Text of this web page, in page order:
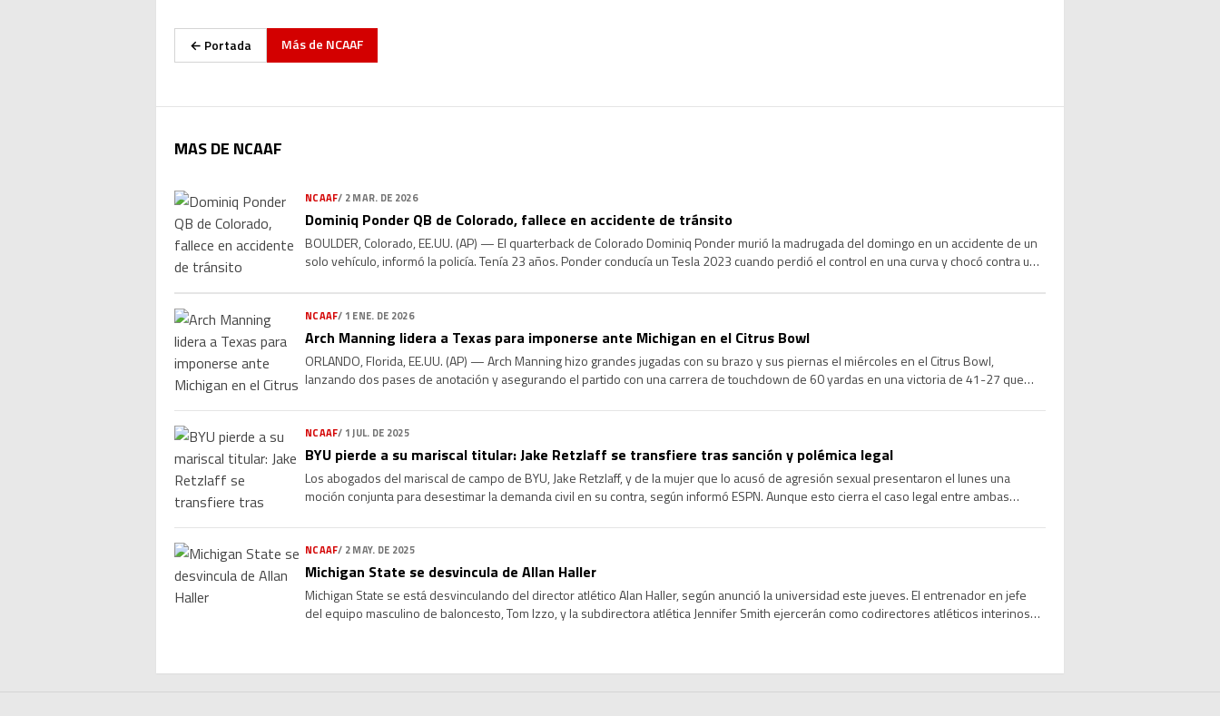
← Portada Más de NCAAF
MAS DE NCAAF
NCAAF/ 2 MAR. DE 2026
Dominiq Ponder QB de Colorado, fallece en accidente de tránsito
BOULDER, Colorado, EE.UU. (AP) — El quarterback de Colorado Dominiq Ponder murió la madrugada del domingo en un accidente de un
solo vehículo, informó la policía. Tenía 23 años. Ponder conducía un Tesla 2023 cuando perdió el control en una curva y chocó contra una
NCAAF/ 1 ENE. DE 2026
Arch Manning lidera a Texas para imponerse ante Michigan en el Citrus Bowl
ORLANDO, Florida, EE.UU. (AP) — Arch Manning hizo grandes jugadas con su brazo y sus piernas el miércoles en el Citrus Bowl,
lanzando dos pases de anotación y asegurando el partido con una carrera de touchdown de 60 yardas en una victoria de 41-27 que
NCAAF/ 1 JUL. DE 2025
BYU pierde a su mariscal titular: Jake Retzlaff se transfiere tras sanción y polémica legal
Los abogados del mariscal de campo de BYU, Jake Retzlaff, y de la mujer que lo acusó de agresión sexual presentaron el lunes una
moción conjunta para desestimar la demanda civil en su contra, según informó ESPN. Aunque esto cierra el caso legal entre ambas
NCAAF/ 2 MAY. DE 2025
Michigan State se desvincula de Allan Haller
Michigan State se está desvinculando del director atlético Alan Haller, según anunció la universidad este jueves. El entrenador en jefe
del equipo masculino de baloncesto, Tom Izzo, y la subdirectora atlética Jennifer Smith ejercerán como codirectores atléticos interinos